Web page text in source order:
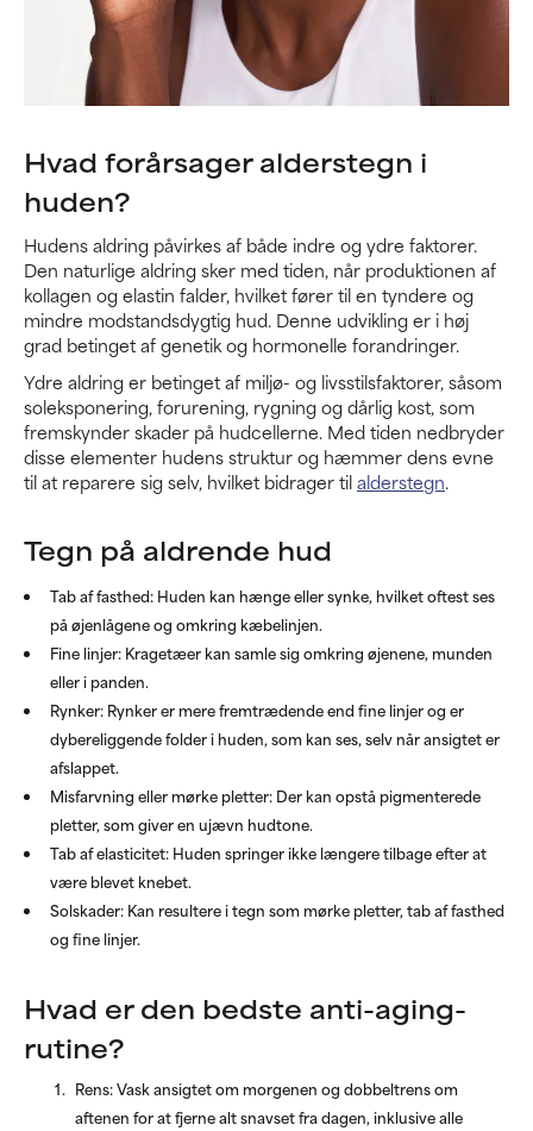
Hvad forårsager alderstegn i
huden?
Hudens aldring påvirkes af både indre og ydre faktorer.
Den naturlige aldring sker med tiden, når produktionen af
kollagen og elastin falder, hvilket fører til en tyndere og
mindre modstandsdygtig hud. Denne udvikling er i høj
grad betinget af genetik og hormonelle forandringer.
Ydre aldring er betinget af miljø- og livsstilsfaktorer, såsom
soleksponering, forurening, rygning og dårlig kost, som
fremskynder skader på hudcellerne. Med tiden nedbryder
disse elementer hudens struktur og hæmmer dens evne
til at reparere sig selv, hvilket bidrager tilalderstegn.
Tegn på aldrende hud
Tab af fasthed: Huden kan hænge eller synke, hvilket oftest ses
på øjenlågene og omkring kæbelinjen.
Fine linjer: Kragetæer kan samle sig omkring øjenene, munden
eller i panden.
Rynker: Rynker er mere fremtrædende end fine linjer og er
dybereliggende folder i huden, som kan ses, selv når ansigtet er
afslappet.
Misfarvning eller mørke pletter: Der kan opstå pigmenterede
pletter, som giver en ujævn hudtone.
Tab af elasticitet: Huden springer ikke længere tilbage efter at
være blevet knebet.
Solskader: Kan resultere i tegn som mørke pletter, tab af fasthed
og fine linjer.
Hvad er den bedste anti-aging-
rutine?
Rens: Vask ansigtet om morgenen og dobbeltrens om
aftenen for at fjerne alt snavset fra dagen, inklusive alle